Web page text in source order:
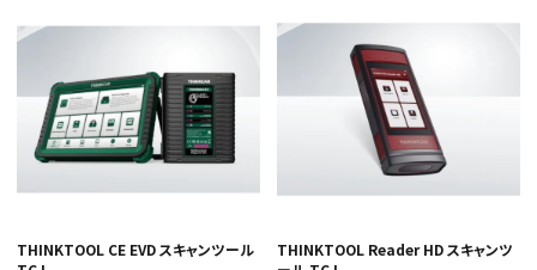
THINKTOOL CE EVD スキャンツール
THINKTOOL Reader HD スキャンツ